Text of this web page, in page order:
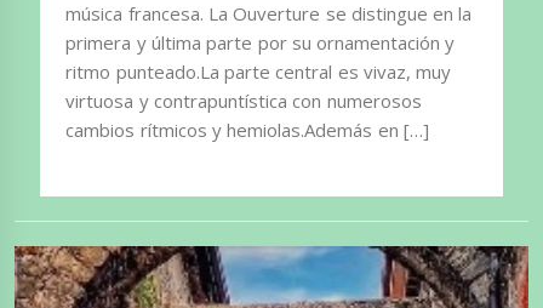
música francesa. La Ouverture se distingue en la
primera y última parte por su ornamentación y
ritmo punteado.La parte central es vivaz, muy
virtuosa y contrapuntística con numerosos
cambios rítmicos y hemiolas.Además en […]